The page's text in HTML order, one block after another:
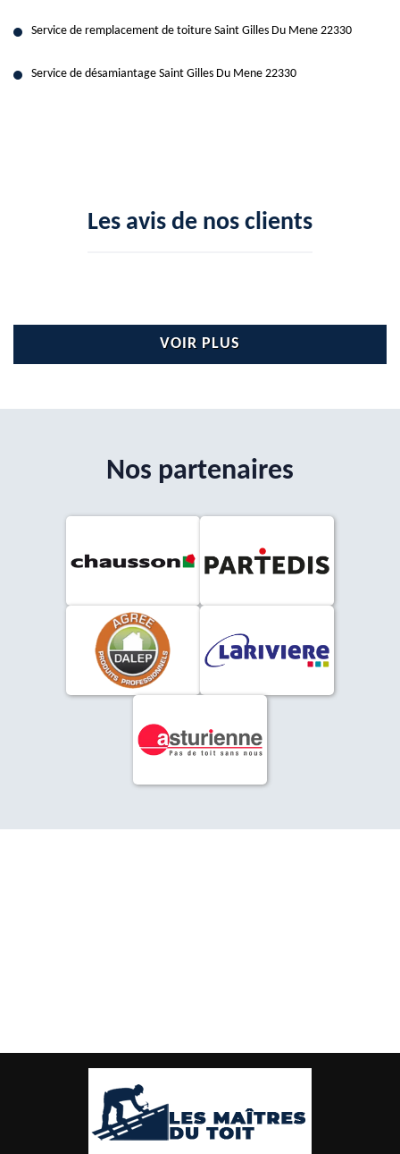
Service de remplacement de toiture Saint Gilles Du Mene 22330
Service de désamiantage Saint Gilles Du Mene 22330
Les avis de nos clients
VOIR PLUS
Nos partenaires